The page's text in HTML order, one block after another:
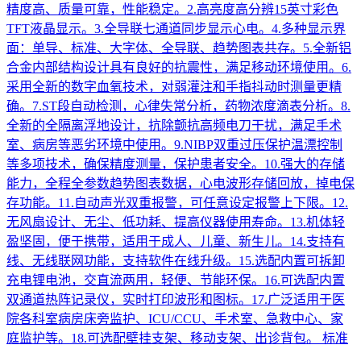
精度高、质量可靠，性能稳定。2.高亮度高分辨15英寸彩色
TFT液晶显示。3.全导联七通道同步显示心电。4.多种显示界
面：单导、标准、大字体、全导联、趋势图表共存。5.全新铝
合金内部结构设计具有良好的抗震性，满足移动环境使用。6.
采用全新的数字血氧技术，对弱灌注和手指抖动时测量更精
确。7.ST段自动检测，心律失常分析，药物浓度滴表分析。8.
全新的全隔离浮地设计，抗除颤抗高频电刀干扰，满足手术
室、病房等恶劣环境中使用。9.NIBP双重过压保护温漂控制
等多项技术，确保精度测量，保护患者安全。10.强大的存储
能力，全程全参数趋势图表数据，心电波形存储回放，掉电保
存功能。11.自动声光双重报警，可任意设定报警上下限。12.
无风扇设计、无尘、低功耗、提高仪器使用寿命。13.机体轻
盈坚固，便于携带，适用于成人、儿童、新生儿。14.支持有
线、无线联网功能，支持软件在线升级。15.选配内置可拆卸
充电锂电池，交直流两用，轻便、节能环保。16.可选配内置
双通道热阵记录仪，实时打印波形和图标。17.广泛适用于医
院各科室病房床旁监护、ICU/CCU、手术室、急救中心、家
庭监护等。18.可选配壁挂支架、移动支架、出诊背包。 标准